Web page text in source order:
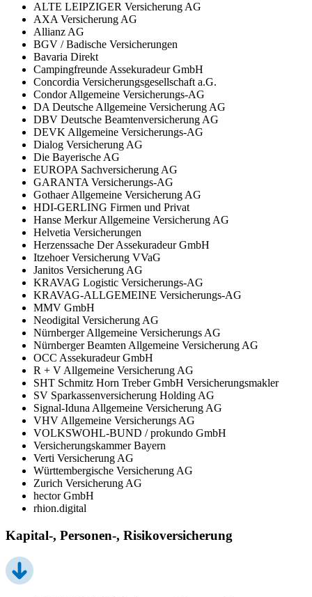
ALTE LEIPZIGER Versicherung AG
AXA Versicherung AG
Allianz AG
BGV / Badische Versicherungen
Bavaria Direkt
Campingfreunde Assekuradeur GmbH
Concordia Versicherungsgesellschaft a.G.
Condor Allgemeine Versicherungs-AG
DA Deutsche Allgemeine Versicherung AG
DBV Deutsche Beamtenversicherung AG
DEVK Allgemeine Versicherungs-AG
Dialog Versicherung AG
Die Bayerische AG
EUROPA Sachversicherung AG
GARANTA Versicherungs-AG
Gothaer Allgemeine Versicherung AG
HDI-GERLING Firmen und Privat
Hanse Merkur Allgemeine Versicherung AG
Helvetia Versicherungen
Herzenssache Der Assekuradeur GmbH
Itzehoer Versicherung VVaG
Janitos Versicherung AG
KRAVAG Logistic Versicherungs-AG
KRAVAG-ALLGEMEINE Versicherungs-AG
MMV GmbH
Neodigital Versicherung AG
Nürnberger Allgemeine Versicherungs AG
Nürnberger Beamten Allgemeine Versicherung AG
OCC Assekuradeur GmbH
R + V Allgemeine Versicherung AG
SHT Schmitz Horn Treber GmbH Versicherungsmakler
SV Sparkassenversicherung Holding AG
Signal-Iduna Allgemeine Versicherung AG
VHV Allgemeine Versicherungs AG
VOLKSWOHL-BUND / prokundo GmbH
Versicherungskammer Bayern
Verti Versicherung AG
Württembergische Versicherung AG
Zurich Versicherung AG
hector GmbH
rhion.digital
Kapital-, Personen-, Risikoversicherung